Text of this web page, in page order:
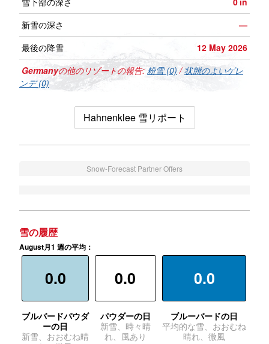
新雪の深さ
—
最後の降雪
12 May 2026
Germanyの他のリゾートの報告: 粉雪 (0) /状態のよいゲレ
ンデ (0)
Hahnenklee 雪リポート
Snow-Forecast Partner Offers
雪の履歴
August月1 週の平均：
0.0
ブルバードパウダ
ーの日
新雪、おおむね晴
0.0
パウダーの日
新雪、時々晴
れ、風あり
0.0
ブルーバードの日
平均的な雪、おおむね
晴れ、微風